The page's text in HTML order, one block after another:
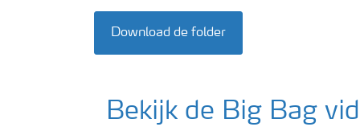
Download de folder
Bekijk de Big Bag